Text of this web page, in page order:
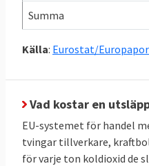
ligger på trettonde
återfinns Malta,
Summa
Källa: Eurostat/
Vad kostar en
EU-systemet för handel
tvingar tillverkare,
för varje ton koldioxid de